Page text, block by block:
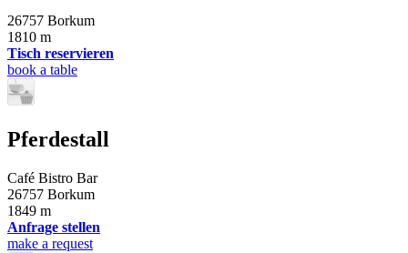
26757 Borkum
1810 m
Tisch reservieren
book a table
Pferdestall
Café Bistro Bar
26757 Borkum
1849 m
Anfrage stellen
make a request